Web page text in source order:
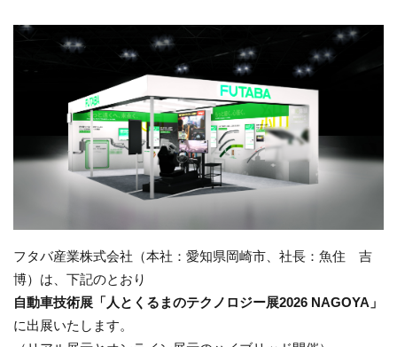
フタバ産業株式会社（本社：愛知県岡崎市、社長：魚住 吉
博）は、下記のとおり
自動車技術展「人とくるまのテクノロジー展2026 NAGOYA」
に出展いたします。